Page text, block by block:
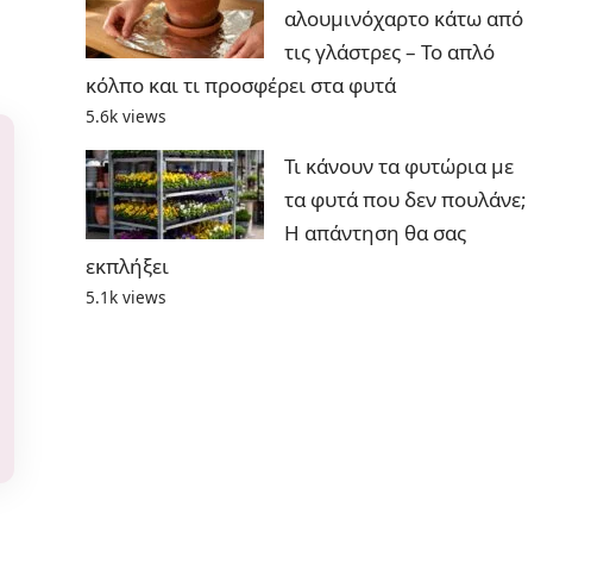
αλουμινόχαρτο κάτω από
τις γλάστρες – Το απλό
κόλπο και τι προσφέρει στα φυτά
5.6k views
Τι κάνουν τα φυτώρια με
τα φυτά που δεν πουλάνε;
Η απάντηση θα σας
εκπλήξει
5.1k views